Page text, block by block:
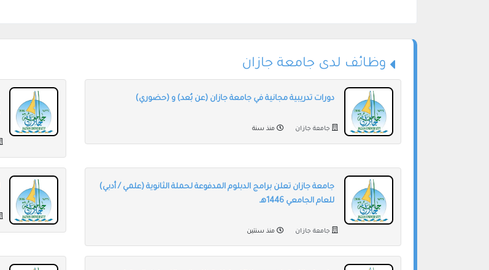
وظائف لدى جامعة جازان
دورات تدريبية مجانية في جامعة جازان (عن بُعد) و (حضوري)
جامعة جازان منذ سنة
جامعة جازان تعلن برامج الدبلوم المدفوعة لحملة الثانوية (علمي / أدبي)
للعام الجامعي 1446هـ
جامعة جازان منذ سنتين